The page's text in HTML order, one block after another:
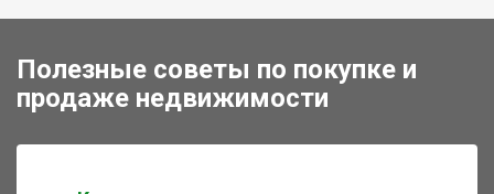
Полезные советы по покупке и
продаже недвижимости